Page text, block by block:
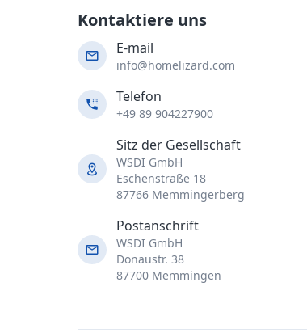
Kontaktiere uns
E-mail
info@homelizard.com
Telefon
+49 89 904227900
Sitz der Gesellschaft
WSDI GmbH
Eschenstraße 18
87766 Memmingerberg
Postanschrift
WSDI GmbH
Donaustr. 38
87700 Memmingen